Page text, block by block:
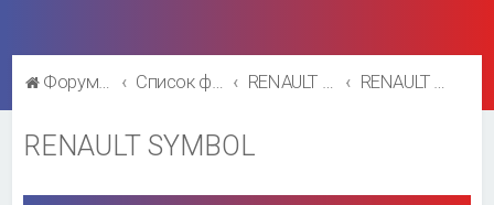
Форум Рено Список форумов RENAULT SYMBOL RENAULT SYMBOL
RENAULT SYMBOL